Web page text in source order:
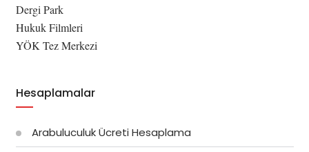
Dergi Park
Hukuk Filmleri
YÖK Tez Merkezi
Hesaplamalar
Arabuluculuk Ücreti Hesaplama